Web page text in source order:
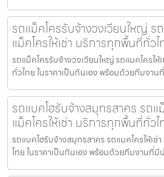
รถแม็คโครรับจ้างวงเวียนใหญ่ ร
แม็คโครให้เช่า บริการทุกพื้นที่ทั่ว
รถแม็คโครรับจ้างวงเวียนใหญ่ รถแมคโครให้
ทั่วไทย ในราคาเป็นกันเอง พร้อมด้วยทีมงาน
รถแบคโฮรับจ้างสมุทรสาคร รถแ
แม็คโครให้เช่า บริการทุกพื้นที่ทั่ว
รถแบคโฮรับจ้างสมุทรสาคร รถแมคโครให้เช่
ไทย ในราคาเป็นกันเอง พร้อมด้วยทีมงานที่มี